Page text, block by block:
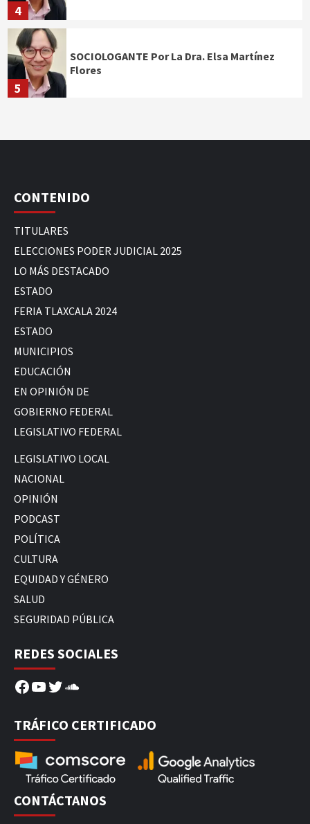
4
5
SOCIOLOGANTE Por La Dra. Elsa Martínez
Flores
CONTENIDO
TITULARES
ELECCIONES PODER JUDICIAL 2025
LO MÁS DESTACADO
ESTADO
FERIA TLAXCALA 2024
ESTADO
MUNICIPIOS
EDUCACIÓN
EN OPINIÓN DE
GOBIERNO FEDERAL
LEGISLATIVO FEDERAL
LEGISLATIVO LOCAL
NACIONAL
OPINIÓN
PODCAST
POLÍTICA
CULTURA
EQUIDAD Y GÉNERO
SALUD
SEGURIDAD PÚBLICA
REDES SOCIALES
Facebook
YouTube
Twitter
SoundCloud
TRÁFICO CERTIFICADO
CONTÁCTANOS